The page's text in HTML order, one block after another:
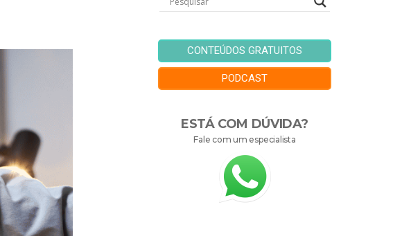
CONTEÚDOS GRATUITOS
PODCAST
ESTÁ COM DÚVIDA?
Fale com um especialista